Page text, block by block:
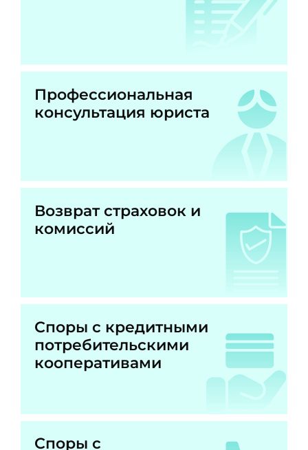
Профессиональная
консультация юриста
Возврат страховок и
комиссий
Споры с кредитными
потребительскими
кооперативами
Споры с